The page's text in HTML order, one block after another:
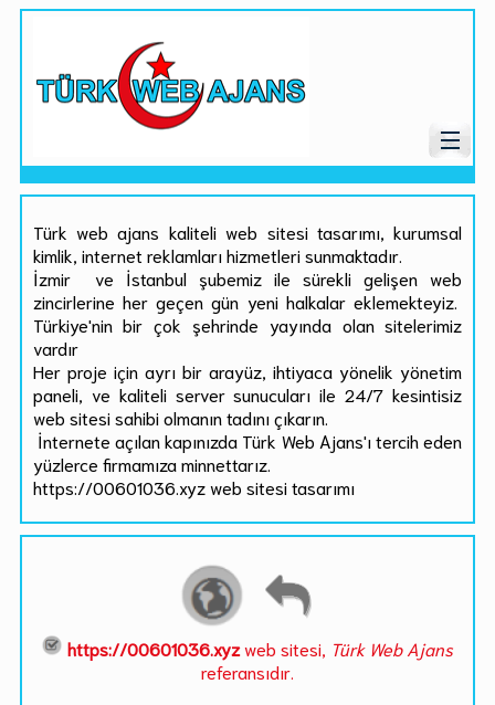
Türk web ajans kaliteli web sitesi tasarımı, kurumsal
kimlik, internet reklamları hizmetleri sunmaktadır.
İzmir ve İstanbul şubemiz ile sürekli gelişen web
zincirlerine her geçen gün yeni halkalar eklemekteyiz.
Türkiye'nin bir çok şehrinde yayında olan sitelerimiz
vardır
Her proje için ayrı bir arayüz, ihtiyaca yönelik yönetim
paneli, ve kaliteli server sunucuları ile 24/7 kesintisiz
web sitesi sahibi olmanın tadını çıkarın.
İnternete açılan kapınızda Türk Web Ajans'ı tercih eden
yüzlerce firmamıza minnettarız.
https://00601036.xyz web sitesi tasarımı
https://00601036.xyzweb sitesi, Türk Web Ajans
referansıdır.